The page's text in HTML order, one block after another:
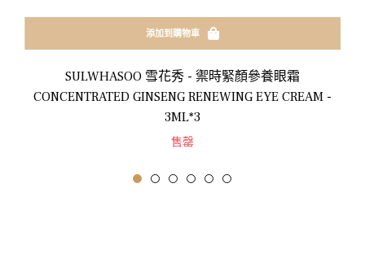
添加到購物車
SULWHASOO 雪花秀 - 禦時緊顏參養眼霜
CONCENTRATED GINSENG RENEWING EYE CREAM -
3ML*3
售罄